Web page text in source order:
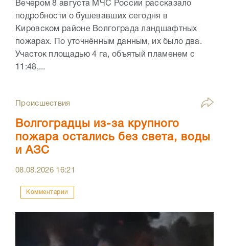
Вечером 8 августа МЧС России рассказало
подробности о бушевавших сегодня в
Кировском районе Волгограда ландшафтных
пожарах. По уточнённым данным, их было два.
Участок площадью 4 га, объятый пламенем с
11:48,...
Происшествия
Волгоградцы из-за крупного
пожара остались без света, воды
и АЗС
08.08.2026 16:21
Комментарии